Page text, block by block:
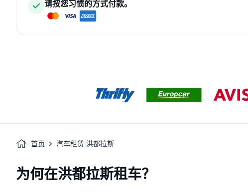
请按您习惯的方式付款。
首页 汽车租赁 洪都拉斯
为何在洪都拉斯租车？